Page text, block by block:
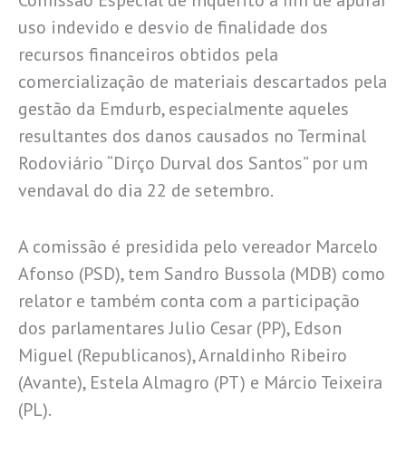
uso indevido e desvio de finalidade dos
recursos financeiros obtidos pela
comercialização de materiais descartados pela
gestão da Emdurb, especialmente aqueles
resultantes dos danos causados no Terminal
Rodoviário “Dirço Durval dos Santos” por um
vendaval do dia 22 de setembro.
A comissão é presidida pelo vereador Marcelo
Afonso (PSD), tem Sandro Bussola (MDB) como
relator e também conta com a participação
dos parlamentares Julio Cesar (PP), Edson
Miguel (Republicanos), Arnaldinho Ribeiro
(Avante), Estela Almagro (PT) e Márcio Teixeira
(PL).